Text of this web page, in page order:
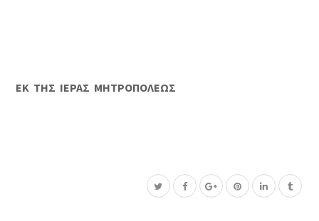
ΕΚ ΤΗΣ ΙΕΡΑΣ ΜΗΤΡΟΠΟΛΕΩΣ